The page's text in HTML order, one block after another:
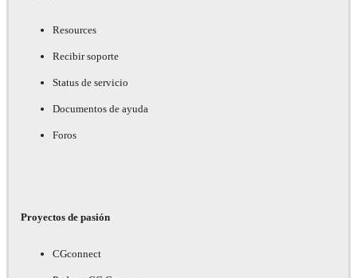
Resources
Recibir soporte
Status de servicio
Documentos de ayuda
Foros
Proyectos de pasión
CGconnect